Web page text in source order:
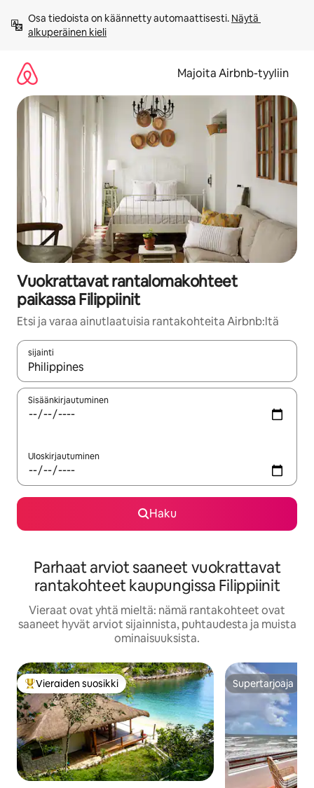
sisältö
väliin
Osa tiedoista on käännetty automaattisesti. Näytä
alkuperäinen kieli
Majoita Airbnb-tyyliin
Vuokrattavat rantalomakohteet
paikassa Filippiinit
Etsi ja varaa ainutlaatuisia rantakohteita Airbnb:ltä
sijainti
Kun tulokset ovat saatavilla, navigoi ylös- ja alas-
Sisäänkirjautuminen
Uloskirjautuminen
Haku
Parhaat arviot saaneet vuokrattavat
rantakohteet kaupungissa Filippiinit
Vieraat ovat yhtä mieltä: nämä rantakohteet ovat
saaneet hyvät arviot sijainnista, puhtaudesta ja muista
ominaisuuksista.
Vieraiden suosikkien parhaimmistoa
Vieraiden suosikki Supertarjoaja
Supertarjoaja